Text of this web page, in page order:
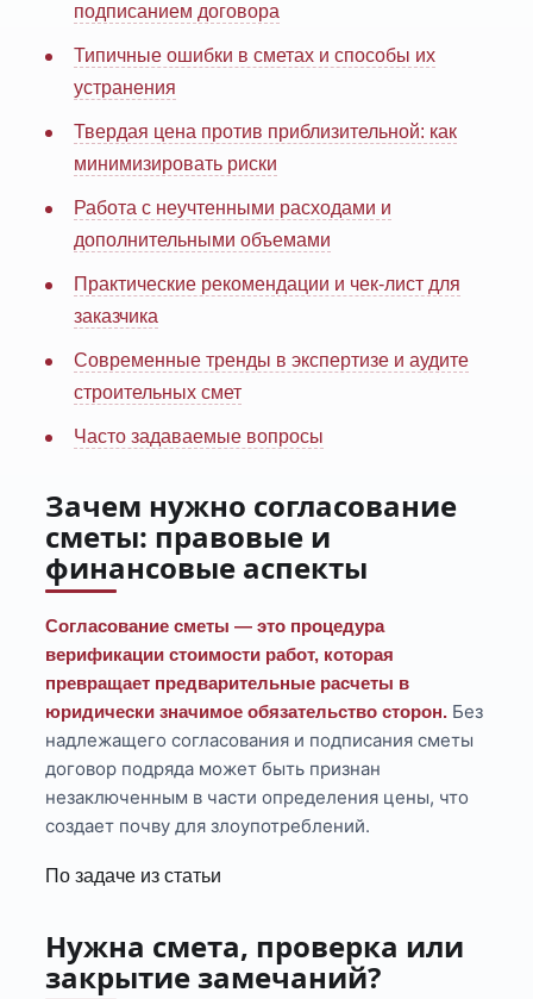
подписанием договора
Типичные ошибки в сметах и способы их
устранения
Твердая цена против приблизительной: как
минимизировать риски
Работа с неучтенными расходами и
дополнительными объемами
Практические рекомендации и чек-лист для
заказчика
Современные тренды в экспертизе и аудите
строительных смет
Часто задаваемые вопросы
Зачем нужно согласование
сметы: правовые и
финансовые аспекты
Согласование сметы — это процедура
верификации стоимости работ, которая
превращает предварительные расчеты в
юридически значимое обязательство сторон. Без
надлежащего согласования и подписания сметы
договор подряда может быть признан
незаключенным в части определения цены, что
создает почву для злоупотреблений.
По задаче из статьи
Нужна смета, проверка или
закрытие замечаний?